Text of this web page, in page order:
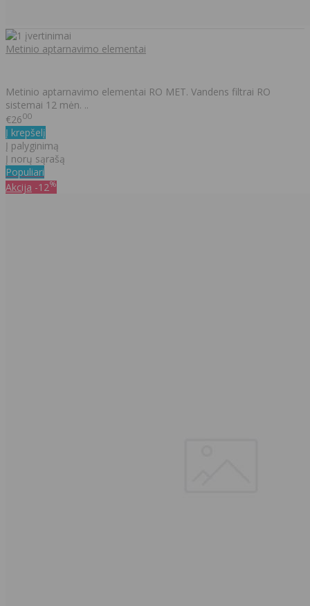
Metinio aptarnavimo elementai
Metinio aptarnavimo elementai RO MET. Vandens filtrai RO
sistemai 12 mėn. ..
€2600
Į krepšelį
Į palyginimą
Į norų sąrašą
Populiari
Akcija -12%